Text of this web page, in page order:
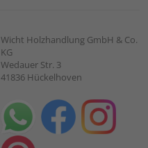
Wicht Holzhandlung GmbH & Co.
KG
Wedauer Str. 3
41836 Hückelhoven